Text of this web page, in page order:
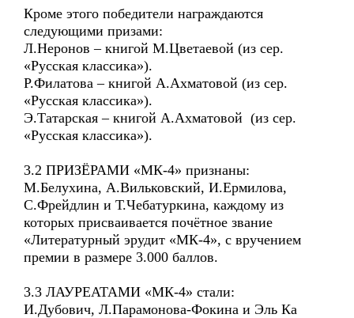
Кроме этого победители награждаются
следующими призами:
Л.Неронов – книгой М.Цветаевой (из сер.
«Русская классика»).
Р.Филатова – книгой А.Ахматовой (из сер.
«Русская классика»).
Э.Татарская – книгой А.Ахматовой (из сер.
«Русская классика»).
3.2 ПРИЗЁРАМИ «МК-4» признаны:
М.Белухина, А.Вильковский, И.Ермилова,
С.Фрейдлин и Т.Чебатуркина, каждому из
которых присваивается почётное звание
«Литературный эрудит «МК-4», с вручением
премии в размере 3.000 баллов.
3.3 ЛАУРЕАТАМИ «МК-4» стали:
И.Дубович, Л.Парамонова-Фокина и Эль Ка